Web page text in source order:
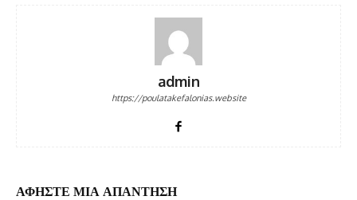
admin
https://poulatakefalonias.website
ΑΦΗΣΤΕ ΜΙΑ ΑΠΑΝΤΗΣΗ